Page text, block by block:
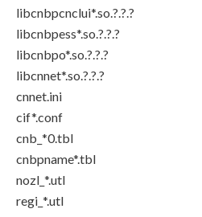
libcnbpcnclui*.so.?.?.?
libcnbpess*.so.?.?.?
libcnbpo*.so.?.?.?
libcnnet*.so.?.?.?
cnnet.ini
cif*.conf
cnb_*0.tbl
cnbpname*.tbl
nozl_*.utl
regi_*.utl